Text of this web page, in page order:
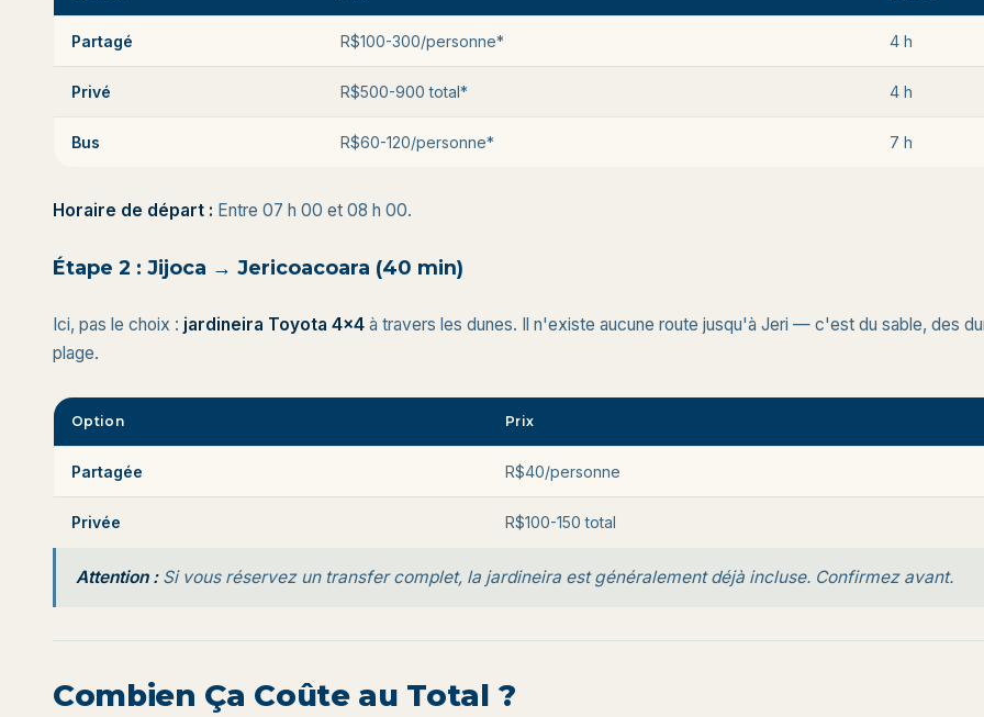
Partagé R$100-300/personne* 4 h
Privé R$500-900 total* 4 h
Bus R$60-120/personne* 7 h
Horaire de départ : Entre 07 h 00 et 08 h 00.
Étape 2 : Jijoca → Jericoacoara (40 min)
Ici, pas le choix : jardineira Toyota 4x4 à travers les dunes. Il n'existe aucune route jusqu'à Jeri — c'est du sable, des
plage.
Option Prix
Partagée R$40/personne
Privée R$100-150 total
Attention :Si vous réservez un transfer complet, la jardineira est généralement déjà incluse. Confirmez avant.
Combien Ça Coûte au Total ?